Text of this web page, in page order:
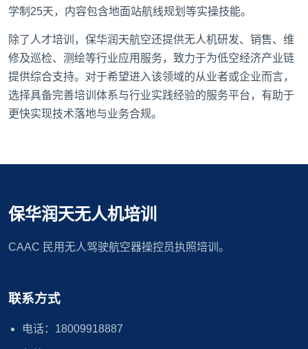
学制25天，内容包含地面站航线规划等实操技能。
除了人才培训，保华润天航空还提供无人机研发、销售、维
修及巡检、测绘等行业应用服务，致力于为低空经济产业链
提供综合支持。对于希望进入该领域的从业者或企业而言，
选择具备完善培训体系与行业实践经验的服务平台，有助于
更快实现技术落地与业务合规。
保华润天无人机培训
CAAC 民用无人驾驶航空器操控员执照培训。
联系方式
电话：18009918887